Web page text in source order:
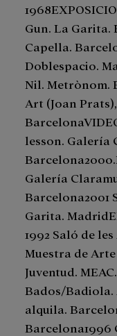
Gun. La Garita.
Capella.
Doblespacio.
Nil. Metrònom.
Art (Joan
lesson. Galería
Galería
Barcelona2001
Garita.
1992 Saló de
Muestra de
Juventud.
Bados/Badiola.
alquila.
Barcelona1996